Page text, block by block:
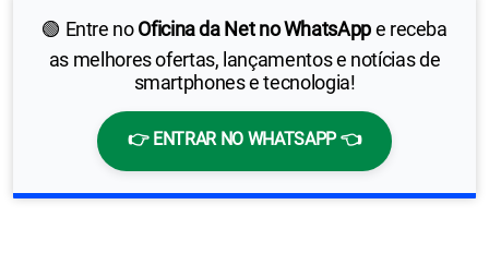
🟢 Entre noOficina da Net no WhatsAppe receba
as melhores ofertas, lançamentos e notícias de
smartphones e tecnologia!
👉 ENTRAR NO WHATSAPP 👈